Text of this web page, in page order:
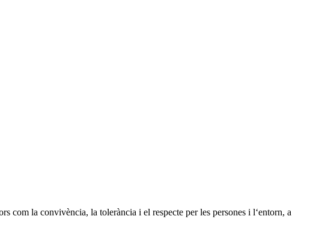
com la convivència, la tolerància i el respecte per les persones i l‘entorn, a